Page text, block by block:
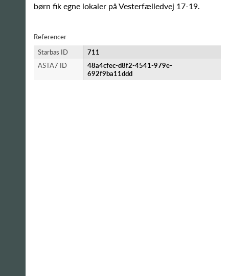
børn fik egne lokaler på Vesterfælledvej 17-19.
Referencer
Starbas ID
711
ASTA7 ID
48a4cfec-d8f2-4541-979e-
692f9ba11ddd